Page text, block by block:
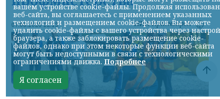
07.08.2026 22:13 НИА-Красноярск
вашем устройстве cookie-файлы. Продолжая
веб-сайта, вы соглашаетесь с применением указанных
технологий и размещением cookie-файлов. Вы можете
удалить cookie-файлы с вашего устройства через
браузера, а также заблокировать размещение cookie-
файлов, однако при этом некоторые функции веб-сайта
могут быть недоступными в связи с технологическими
ограничениями движка. Подробнее
Я согласен